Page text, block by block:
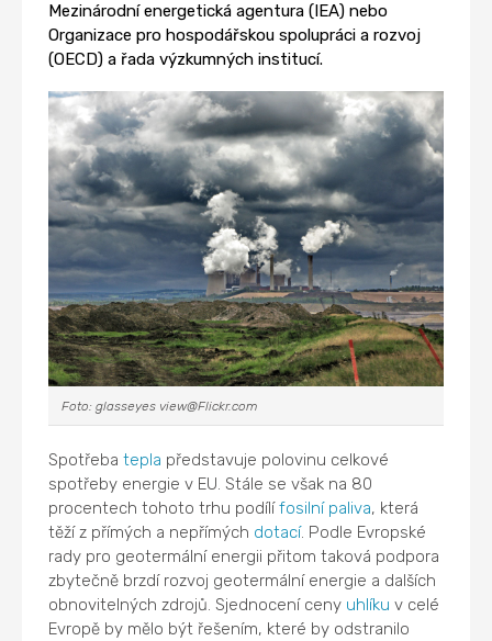
Mezinárodní energetická agentura (IEA) nebo
Organizace pro hospodářskou spolupráci a rozvoj
(OECD) a řada výzkumných institucí.
Foto: glasseyes view@Flickr.com
Spotřebatepla představuje polovinu celkové
spotřeby energie v EU. Stále se však na 80
procentech tohoto trhu podílífosilní paliva, která
těží z přímých a nepřímých dotací. Podle Evropské
rady pro geotermální energii přitom taková podpora
zbytečně brzdí rozvoj geotermální energie a dalších
obnovitelných zdrojů. Sjednocení ceny uhlíku v celé
Evropě by mělo být řešením, které by odstranilo